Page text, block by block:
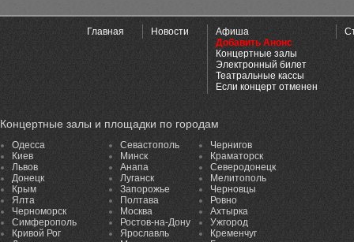
Главная Новости
Афиша
Добавить Анонс
Концертные залы
Электронный билет
Театральные кассы
Если концерт отменен
Концертные залы и площадки по городам
Одесса
Киев
Львов
Донецк
Крым
Ялта
Черноморск
Симферополь
Кривой Рог
Севастополь
Минск
Анапа
Луганск
Запорожье
Полтава
Москва
Ростов-на-Дону
Ярославль
Чернигов
Краматорск
Северодонецк
Мелитополь
Черновцы
Ровно
Ахтырка
Ужгород
Кременчуг